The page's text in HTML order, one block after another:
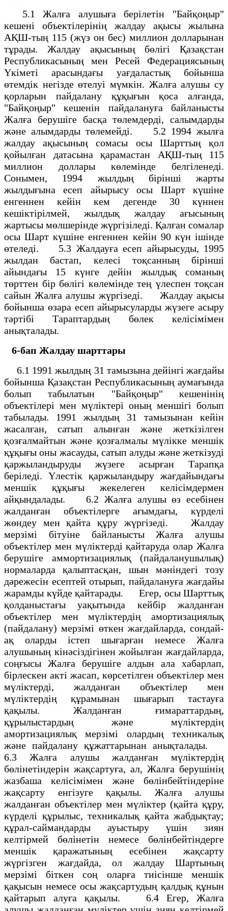
5.1 Жалға алушыға берілетін "Байқоңыр"
кешені объектілерінің жалдау ақысы жылына
АҚШ-тың 115 (жүз он бес) миллион долларынан
тұрады. Жалдау ақысының бөлігі Қазақстан
Республикасының мен Ресей Федерациясының
Үкіметі арасындағы уағдаластық бойынша
өтемдік негізде өтелуі мүмкін. Жалға алушы су
қорларын пайдалану құқығын қоса алғанда,
"Байқоңыр" кешенін пайдалануға байланысты
Жалға берушіге басқа төлемдерді, салымдарды
және алымдарды төлемейді. 5.2 1994 жылға
жалдау ақысының сомасы осы Шарттың қол
қойылған датасына қарамастан АҚШ-тың 115
миллион доллары көлемінде белгіленеді.
Сонымен, 1994 жылдың бірінші жарты
жылдығына есеп айырысу осы Шарт күшіне
енгеннен кейін кем дегенде 30 күннен
кешіктірілмей, жылдық жалдау ағысының
жартысы мөлшерінде жүргізіледі. Қалған сомалар
осы Шарт күшіне енгеннен кейін 90 күн ішінде
өтеледі. 5.3 Жалдауға есеп айырысуды, 1995
жылдан бастап, келесі тоқсанның бірінші
айындағы 15 күнге дейін жылдық соманың
төрттен бір бөлігі көлемінде тең үлеспен тоқсан
сайын Жалға алушы жүргізеді. Жалдау ақысы
бойынша өзара есеп айырысуларды жүзеге асыру
тәртібі Тараптардың бөлек келісімімен
анықталады.
6-бап Жалдау шарттары
6.1 1991 жылдың 31 тамызына дейінгі жағдайы
бойынша Қазақстан Республикасының аумағында
болып табылатын "Байқоңыр" кешенінің
объектілері мен мүліктері оның меншігі болып
табылады. 1991 жылдың 31 тамызынан кейін
жасалған, сатып алынған және жеткізілген
қозғалмайтын және қозғалмалы мүлікке меншік
құқығы оны жасауды, сатып алуды және жеткізуді
қаржыландыруды жүзеге асырған Тарапқа
беріледі. Үлестік қаржыландыру жағдайындағы
меншік құқығы жекелеген келісімдермен
айқындалады. 6.2 Жалға алушы өз есебінен
жалданған объектілерге ағымдағы, күрделі
жөндеу мен қайта құру жүргізеді. Жалдау
мерзімі бітуіне байланысты Жалға алушы
объектілер мен мүліктерді қайтаруда олар Жалға
берушіге аммортизациялық (пайдаланушылық)
нормаларда қалыптасқан, шын мәніндегі тозу
дәрежесін есептей отырып, пайдалануға жағдайы
жарамды күйде қайтарады. Егер, осы Шарттық
қолданыстағы уақытында кейбір жалданған
объектілер мен мүліктердің амортизациялық
(пайдалану) мерзімі өткен жағдайларда, сондай-
ақ оларды істеп шығарған немесе Жалға
алушының кінәсіздігінен жойылған жағдайларда,
соңғысы Жалға берушіге алдын ала хабарлап,
бірлескен акті жасап, көрсетілген объектілер мен
мүліктерді, жалданған объектілер мен
мүліктердің құрамынан шығарып тастауға
қақылы. Жалданған ғимараттардың,
құрылыстардың және мүліктердің
амортизациялық мерзімі олардың техникалық
және пайдалану құжаттарынан анықталады.
6.3 Жалға алушы жалданған мүліктердің
бөлінетіндерін жақсартуға, ал, Жалға берушінің
жазбаша келісімімен және бөлінбейтіндеріне
жақсарту енгізуге қақылы. Жалға алушы
жалданған объектілер мен мүліктер (қайта құру,
күрделі құрылыс, техникалық қайта жабдықтау;
құрал-саймандарды ауыстыру үшін зиян
келтірмей бөлінетін немесе бөлінбейтіндерге
меншік қаражатының есебінен жақсарту
жүргізген жағдайда, ол жалдау Шартының
мерзімі біткен соң оларға тиісінше меншік
қақысын немесе осы жақсартудың қалдық құнын
қайтарып алуға қақылы. 6.4 Егер, Жалға